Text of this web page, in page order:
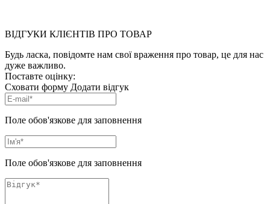
ВІДГУКИ КЛІЄНТІВ ПРО ТОВАР
Будь ласка, повідомте нам свої враження про товар, це для нас
дуже важливо.
Поставте оцінку:
Сховати форму Додати відгук
Поле обов'язкове для заповнення
Поле обов'язкове для заповнення